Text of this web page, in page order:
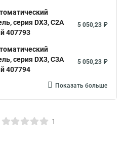
серия DX3, С2A
407793
5 050,23 ₽
серия DX3, С3A
407794
5 050,23 ₽
Показать больше
1